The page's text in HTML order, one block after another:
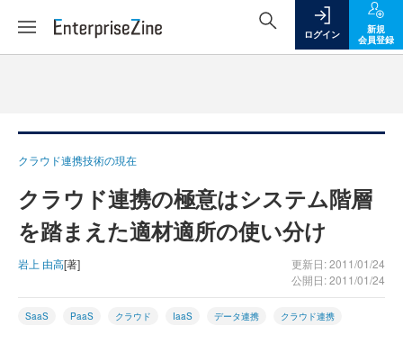
ログイン
新規
会員登録
クラウド連携技術の現在
クラウド連携の極意はシステム階層
を踏まえた適材適所の使い分け
岩上 由高[著]
更新日: 2011/01/24
公開日: 2011/01/24
SaaS PaaS クラウド IaaS データ連携 クラウド連携